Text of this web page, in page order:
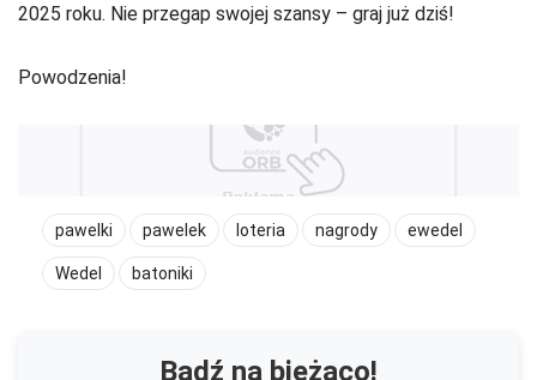
2025 roku. Nie przegap swojej szansy – graj już dziś!
Powodzenia!
pawelki pawelek loteria nagrody ewedel
Wedel batoniki
Bądź na bieżąco!